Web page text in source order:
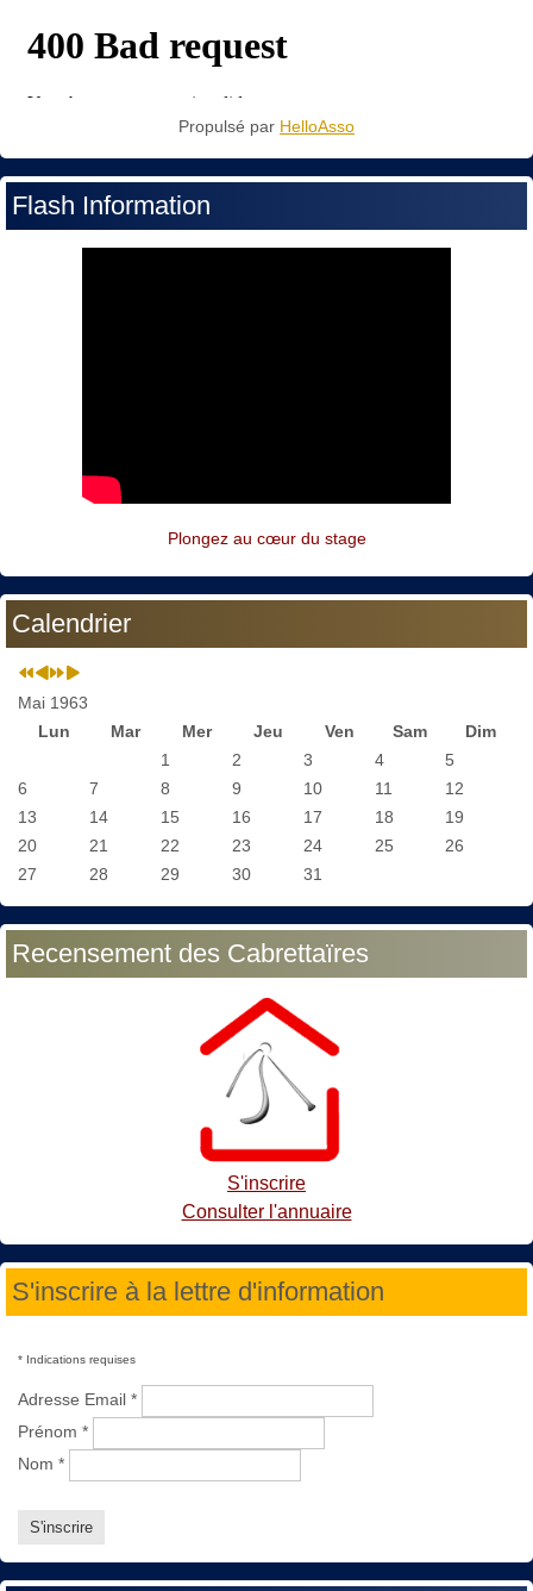
Propulsé par HelloAsso
Flash Information
Plongez au cœur du stage
Calendrier
Mai 1963
Lun
Mar Mer Jeu Ven Sam
Dim
1
2 3 4
5
6
7 8 9 10 11
12
13
14 15 16 17 18
19
20
21 22 23 24 25
26
27
28 29 30 31
Recensement des Cabrettaïres
S'inscrire
Consulter l'annuaire
S'inscrire à la lettre d'information
* Indications requises
Adresse Email *
Prénom *
Nom *